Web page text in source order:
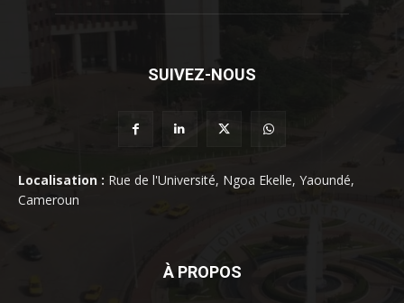
SUIVEZ-NOUS
Localisation : Rue de l'Université, Ngoa Ekelle, Yaoundé,
Cameroun
À PROPOS